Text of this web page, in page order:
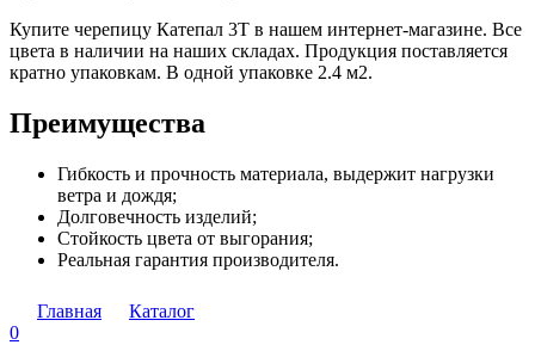
Купите черепицу Катепал 3Т в нашем интернет-магазине. Все
цвета в наличии на наших складах. Продукция поставляется
кратно упаковкам. В одной упаковке 2.4 м2.
Преимущества
Гибкость и прочность материала, выдержит нагрузки
ветра и дождя;
Долговечность изделий;
Стойкость цвета от выгорания;
Реальная гарантия производителя.
Главная
Каталог
0